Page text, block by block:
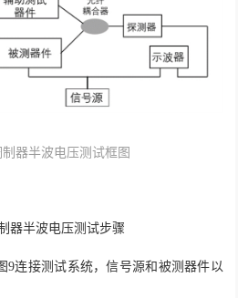
器半波电压测试框图
器半波电压测试步骤
9连接测试系统，信号源和被测器件以